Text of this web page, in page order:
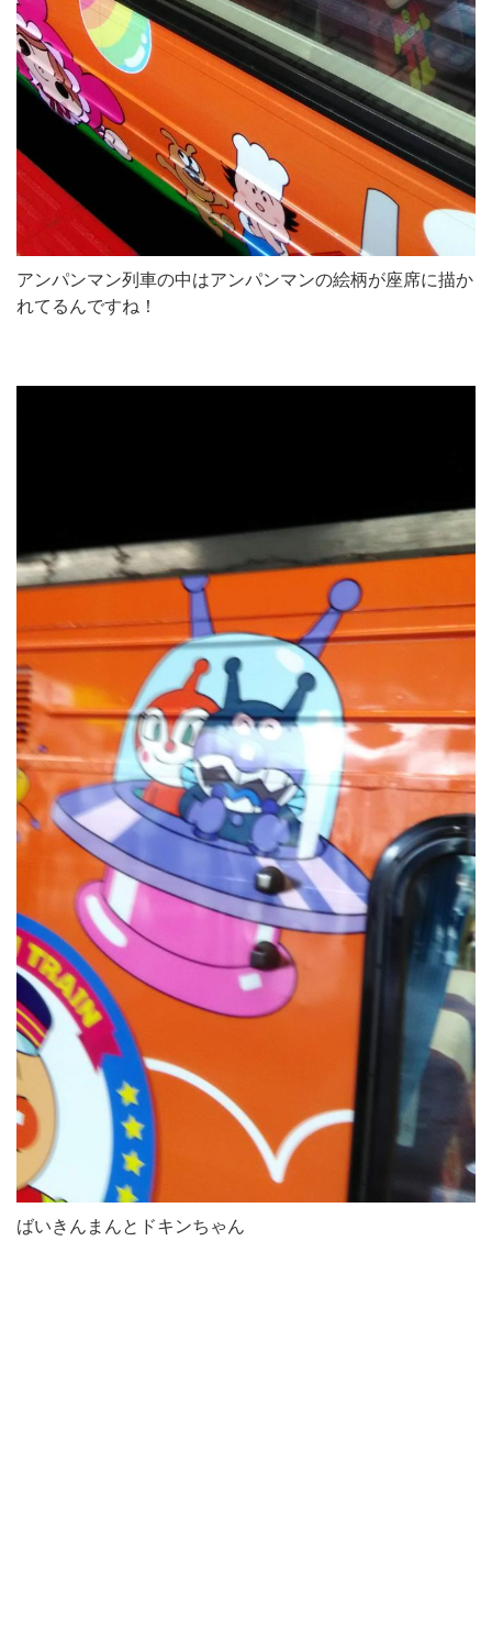
アンパンマン列車の中はアンパンマンの絵柄が座席に描か
れてるんですね！
ばいきんまんとドキンちゃん